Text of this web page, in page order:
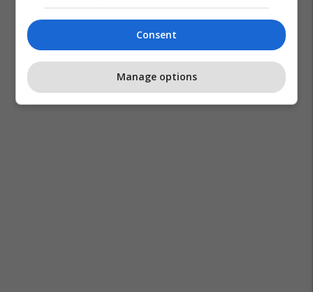
Consent
Manage options